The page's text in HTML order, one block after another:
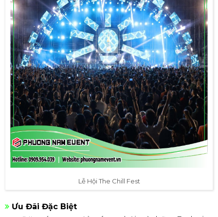
Lễ Hội The Chill Fest
Ưu Đãi Đặc Biệt